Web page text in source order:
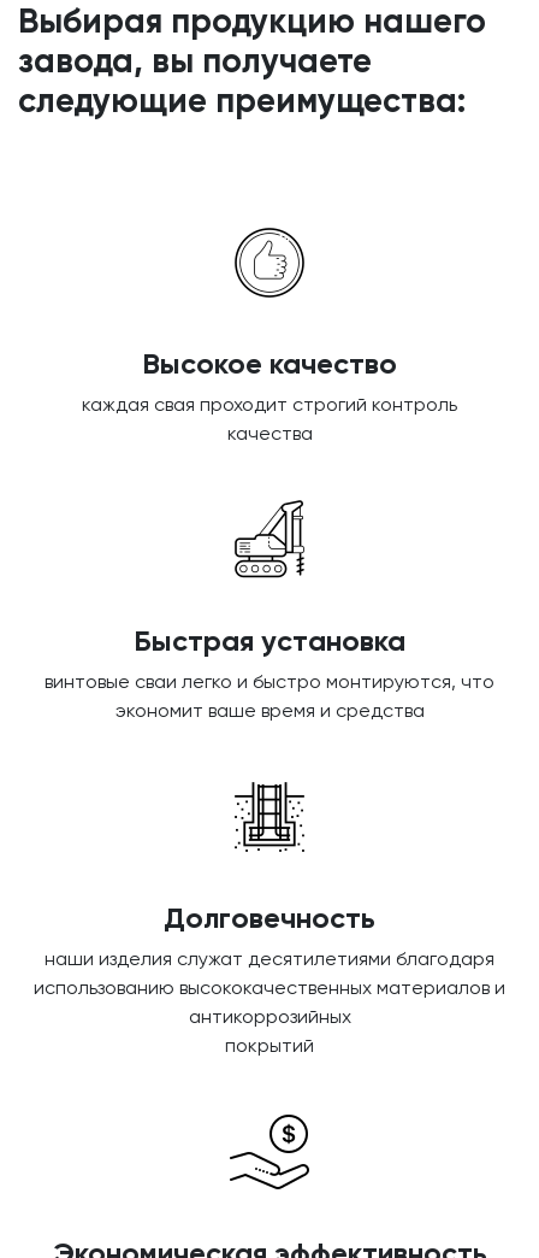
Выбирая продукцию нашего
завода, вы получаете
следующие преимущества:
Высокое качество
каждая свая проходит строгий контроль
качества
Быстрая установка
винтовые сваи легко и быстро монтируются, что
экономит ваше время и средства
Долговечность
наши изделия служат десятилетиями благодаря
использованию высококачественных материалов и
антикоррозийных
покрытий